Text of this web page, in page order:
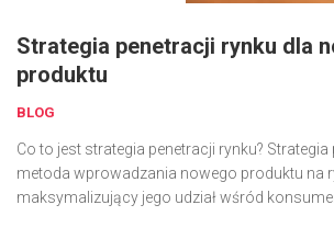
Strategia penetracji rynku dla
produktu
BLOG
Co to jest strategia penetracji rynku?
metoda wprowadzania nowego produktu na
maksymalizujący jego udział wśród